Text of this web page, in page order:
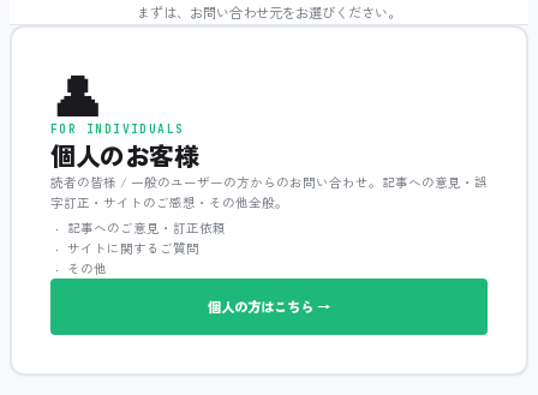
まずは、お問い合わせ元をお選びください。
👤
FOR INDIVIDUALS
個人のお客様
読者の皆様 / 一般のユーザーの方からのお問い合わせ。記事への意見・誤
字訂正・サイトのご感想・その他全般。
記事へのご意見・訂正依頼
サイトに関するご質問
その他
個人の方はこちら →